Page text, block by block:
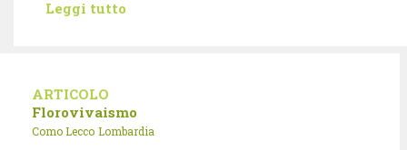
Leggi tutto
ARTICOLO
Florovivaismo
Como Lecco Lombardia